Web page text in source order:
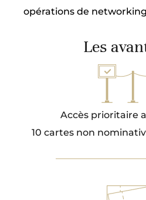
opérations de
Les
Accès prioritaire
10 cartes non